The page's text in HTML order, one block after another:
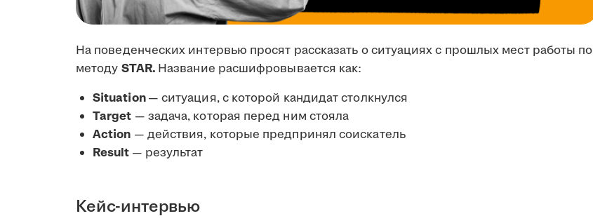
На поведенческих интервью просят рассказать о ситуациях с прошлых мест работы по
методу STAR. Название расшифровывается как:
Situation— ситуация, с которой кандидат столкнулся
Target — задача, которая перед ним стояла
Action — действия, которые предпринял соискатель
Result — результат
Кейс-интервью